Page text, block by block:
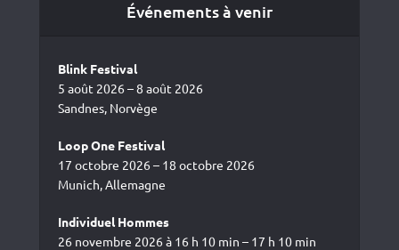
Événements à venir
Blink Festival
5 août 2026 – 8 août 2026
Sandnes, Norvège
Loop One Festival
17 octobre 2026 – 18 octobre 2026
Munich, Allemagne
Individuel Hommes
26 novembre 2026 à 16 h 10 min – 17 h 10 min